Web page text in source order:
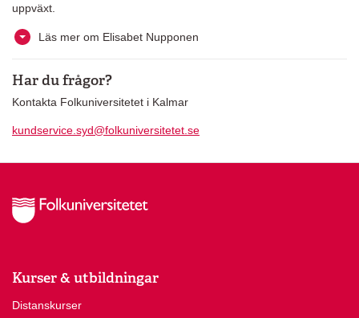
uppväxt.
Läs mer om Elisabet Nupponen
Har du frågor?
Kontakta Folkuniversitetet i Kalmar
kundservice.syd@folkuniversitetet.se
Kurser & utbildningar
Distanskurser